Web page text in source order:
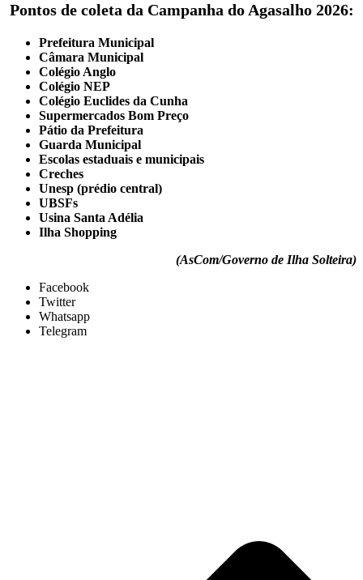
Pontos de coleta da Campanha do Agasalho 2026:
Prefeitura Municipal
Câmara Municipal
Colégio Anglo
Colégio NEP
Colégio Euclides da Cunha
Supermercados Bom Preço
Pátio da Prefeitura
Guarda Municipal
Escolas estaduais e municipais
Creches
Unesp (prédio central)
UBSFs
Usina Santa Adélia
Ilha Shopping
(AsCom/Governo de Ilha Solteira)
Facebook
Twitter
Whatsapp
Telegram